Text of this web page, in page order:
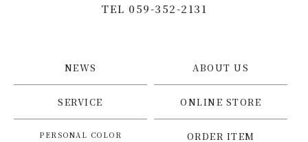
TEL 059-352-2131
NEWS ABOUT US
SERVICE ONLINE STORE
PERSONAL COLOR ORDER ITEM